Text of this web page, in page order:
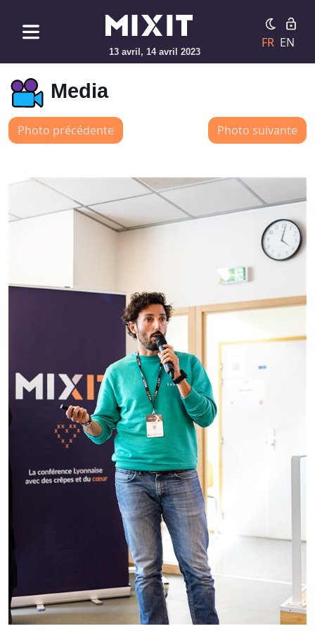
13 avril, 14 avril 2023
FR EN
Media
Photo précédente Photo suivante